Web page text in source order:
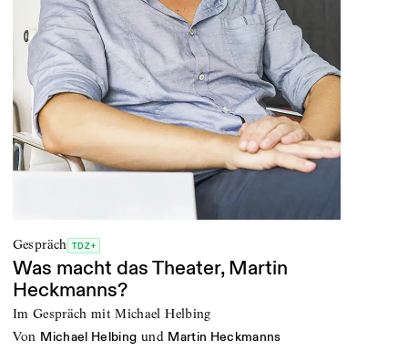
Gespräch TDZ+
Was macht das Theater, Martin
Heckmanns?
Im Gespräch mit Michael Helbing
von Michael Helbing und Martin Heckmanns